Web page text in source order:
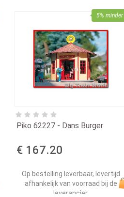
Piko 62227 - Dans Burger
€ 167.20
Op bestelling leverbaar, levertijd
afhankelijk van voorraad bij de
leverancier.
5% minder